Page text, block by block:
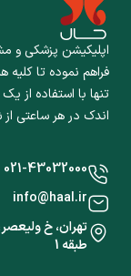
اپلیکیشن پزشکی و
فراهم نموده تا
تنها با استفاده از
اندک در هر ساعتی از
021-43032000
info@haal.ir
طبقه 1